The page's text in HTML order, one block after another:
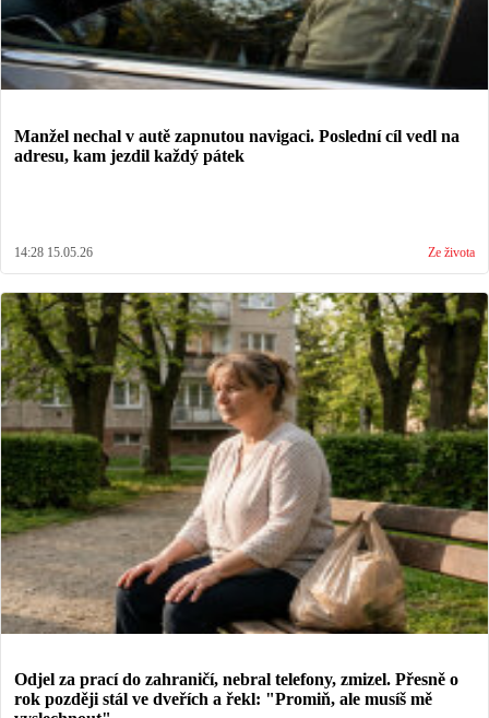
Manžel nechal v autě zapnutou navigaci. Poslední cíl vedl na
adresu, kam jezdil každý pátek
14:28 15.05.26 Ze života
Odjel za prací do zahraničí, nebral telefony, zmizel. Přesně o
rok později stál ve dveřích a řekl: "Promiň, ale musíš mě